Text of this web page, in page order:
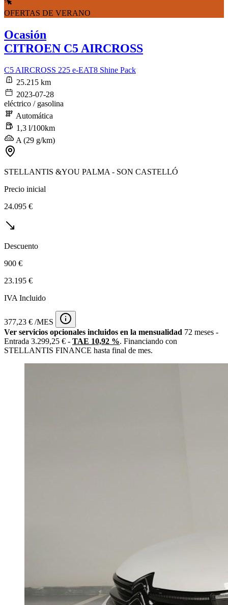
OFERTAS DE VERANO
Ocasión
CITROEN C5 AIRCROSS
C5 AIRCROSS 225 e-EAT8 Shine Pack
25.215 km
2023-07-28
eléctrico / gasolina
Automática
1,3 l/100km
A (29 g/km)
STELLANTIS &YOU PALMA - SON CASTELLÓ
Precio inicial
24.095 €
Descuento
900 €
23.195 €
IVA Incluido
377,23 € /MES
Ver servicios opcionales incluidos en la mensualidad 72 meses -
Entrada 3.299,25 € - TAE 10,92 %. Financiando con
STELLANTIS FINANCE hasta final de mes.